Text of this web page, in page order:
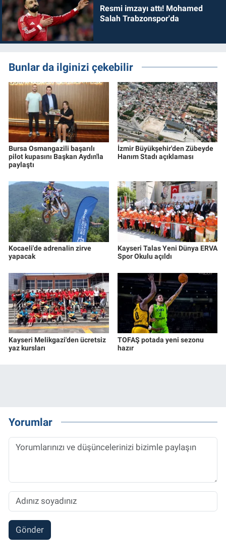
Resmi imzayı attı! Mohamed
Salah Trabzonspor'da
Bunlar da ilginizi çekebilir
Bursa Osmangazili başarılı
pilot kupasını Başkan Aydın'la
paylaştı
İzmir Büyükşehir'den Zübeyde
Hanım Stadı açıklaması
Kocaeli'de adrenalin zirve
yapacak
Kayseri Talas Yeni Dünya ERVA
Spor Okulu açıldı
Kayseri Melikgazi'den ücretsiz
yaz kursları
TOFAŞ potada yeni sezonu
hazır
Yorumlar
Gönder